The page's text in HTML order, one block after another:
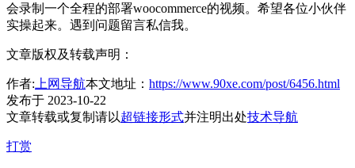
会录制一个全程的部署woocommerce的视频。希望各位小伙伴
实操起来。遇到问题留言私信我。
文章版权及转载声明：
作者: 上网导航本文地址： https://www.90xe.com/post/6456.html
发布于 2023-10-22
文章转载或复制请以超链接形式并注明出处技术导航
打赏